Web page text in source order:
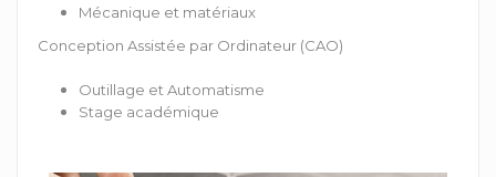
Mécanique et matériaux
Conception Assistée par Ordinateur (CAO)
Outillage et Automatisme
Stage académique